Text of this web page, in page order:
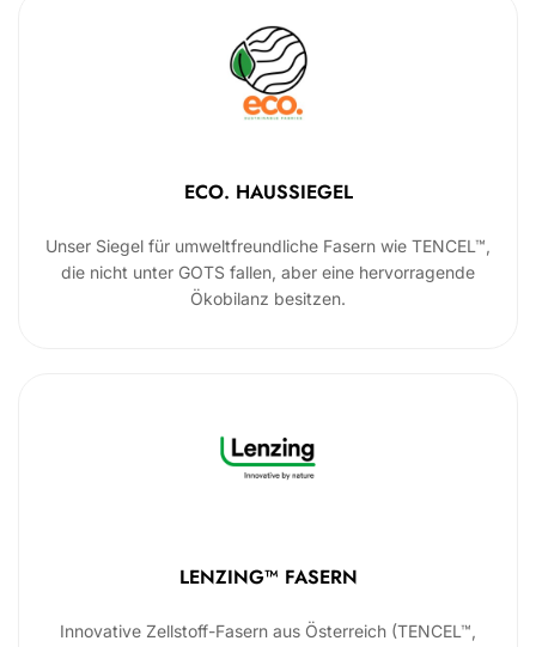
ECO. HAUSSIEGEL
Unser Siegel für umweltfreundliche Fasern wie TENCEL™,
die nicht unter GOTS fallen, aber eine hervorragende
Ökobilanz besitzen.
LENZING™ FASERN
Innovative Zellstoff-Fasern aus Österreich (TENCEL™,